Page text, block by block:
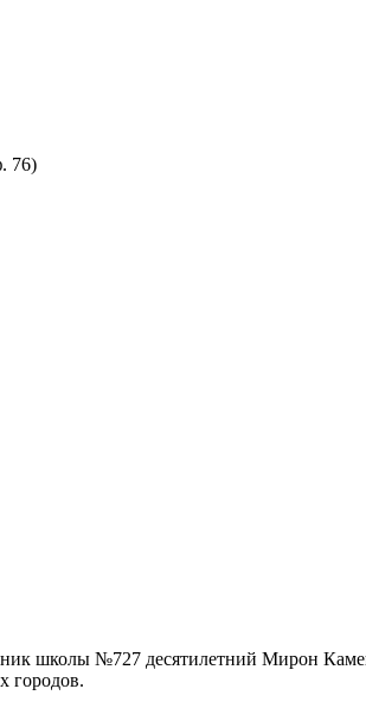
76)
школы №727 десятилетний Мирон
городов.